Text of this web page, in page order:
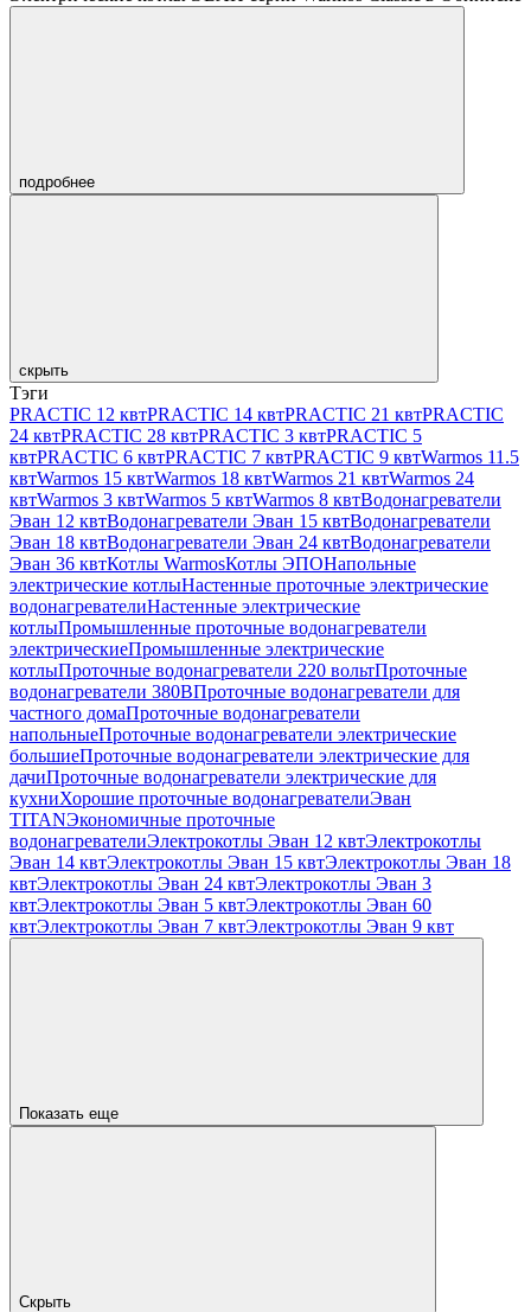
подробнее
скрыть
Тэги
PRACTIC 12 квтPRACTIC 14 квтPRACTIC 21 квтPRACTIC
24 квтPRACTIC 28 квтPRACTIC 3 квтPRACTIC 5
квтPRACTIC 6 квтPRACTIC 7 квтPRACTIC 9 квтWarmos 11.5
квтWarmos 15 квтWarmos 18 квтWarmos 21 квтWarmos 24
квтWarmos 3 квтWarmos 5 квтWarmos 8 квтВодонагреватели
Эван 12 квтВодонагреватели Эван 15 квтВодонагреватели
Эван 18 квтВодонагреватели Эван 24 квтВодонагреватели
Эван 36 квтКотлы WarmosКотлы ЭПОНапольные
электрические котлыНастенные проточные электрические
водонагревателиНастенные электрические
котлыПромышленные проточные водонагреватели
электрическиеПромышленные электрические
котлыПроточные водонагреватели 220 вольтПроточные
водонагреватели 380ВПроточные водонагреватели для
частного домаПроточные водонагреватели
напольныеПроточные водонагреватели электрические
большиеПроточные водонагреватели электрические для
дачиПроточные водонагреватели электрические для
кухниХорошие проточные водонагревателиЭван
TITANЭкономичные проточные
водонагревателиЭлектрокотлы Эван 12 квтЭлектрокотлы
Эван 14 квтЭлектрокотлы Эван 15 квтЭлектрокотлы Эван 18
квтЭлектрокотлы Эван 24 квтЭлектрокотлы Эван 3
квтЭлектрокотлы Эван 5 квтЭлектрокотлы Эван 60
квтЭлектрокотлы Эван 7 квтЭлектрокотлы Эван 9 квт
Показать еще
Скрыть